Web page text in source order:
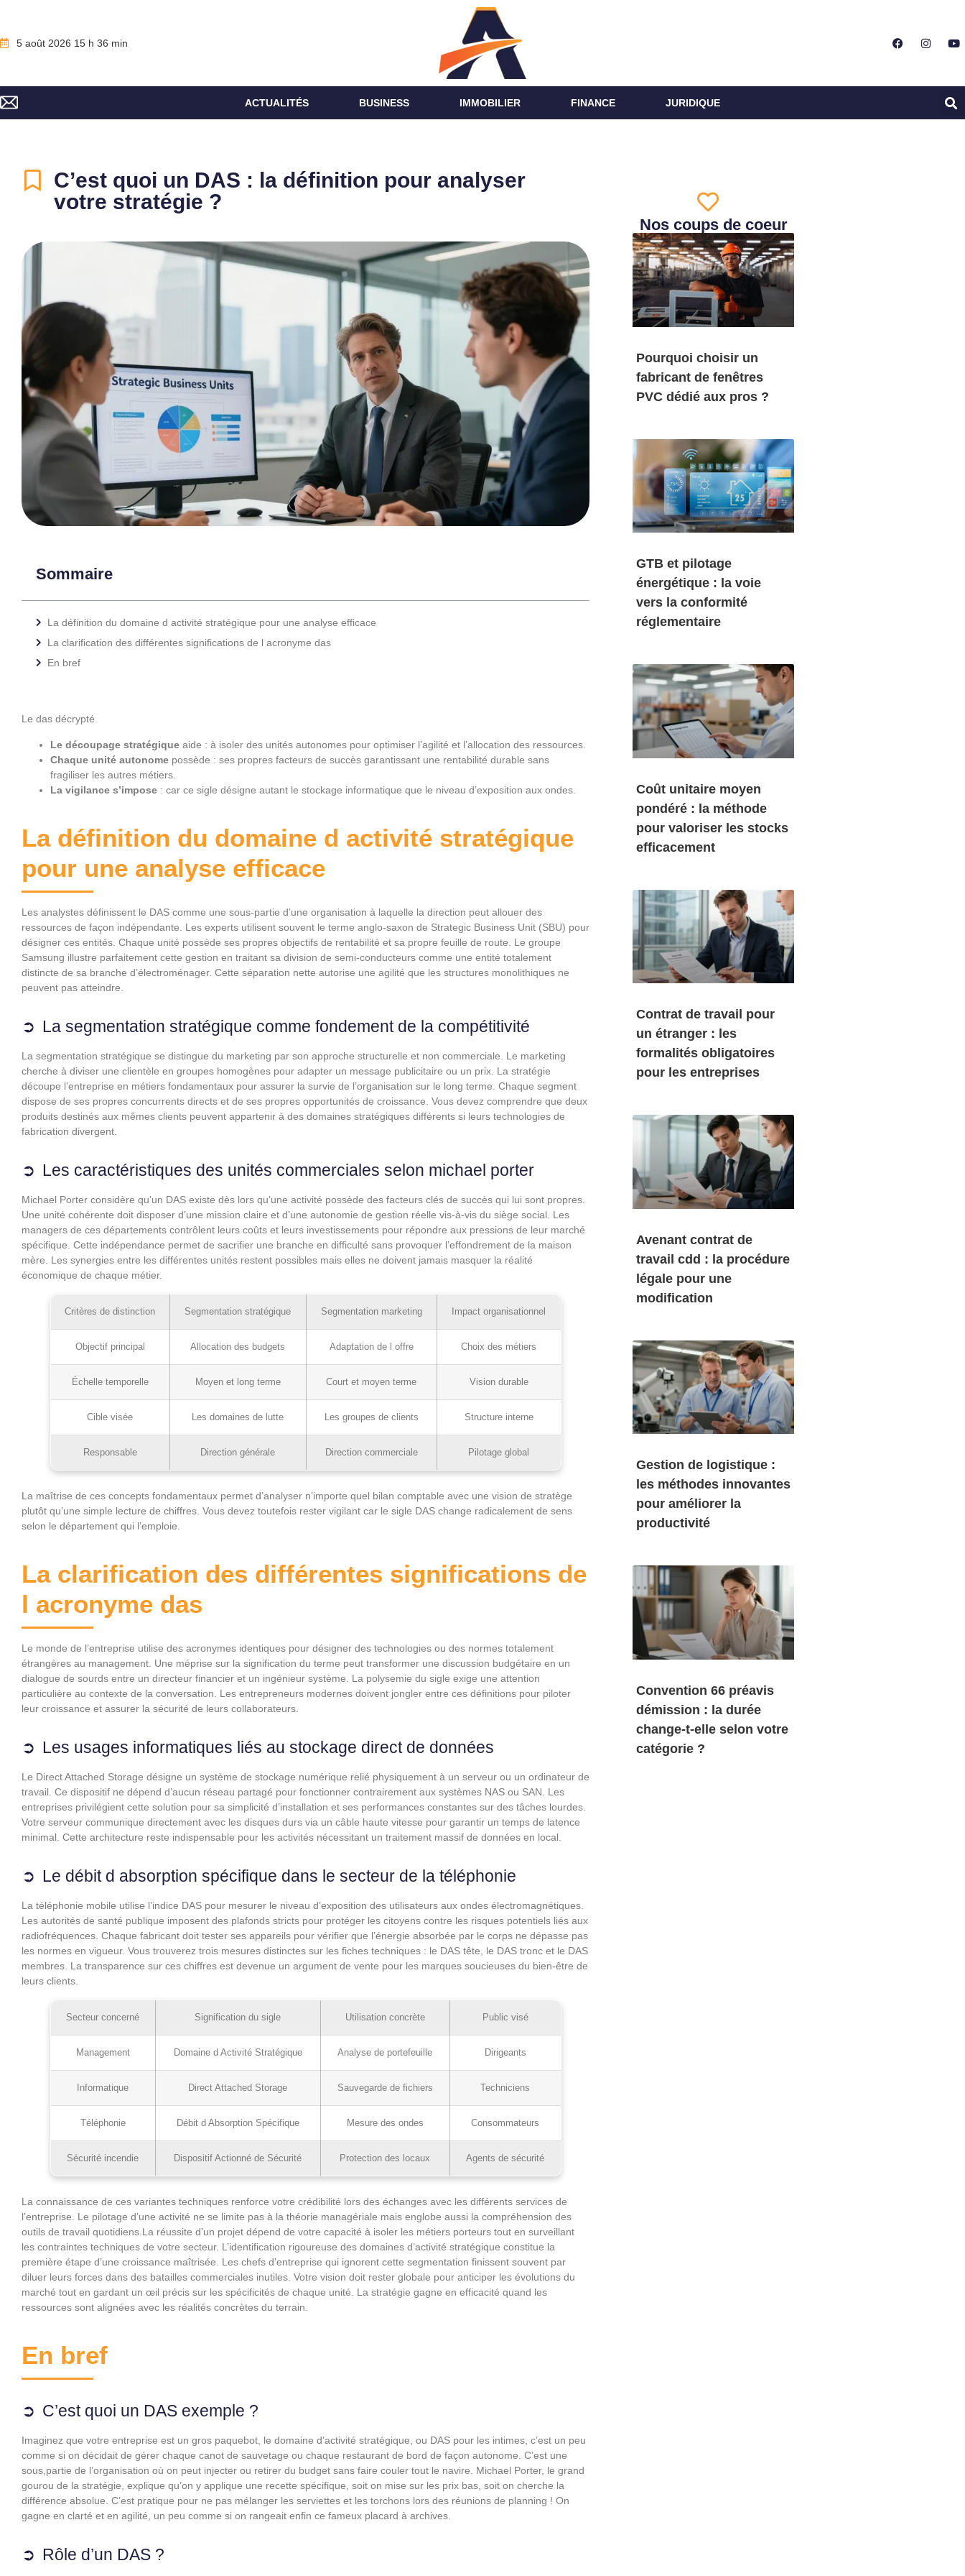
5 août 2026 15 h 36 min
ACTUALITÉS BUSINESS IMMOBILIER FINANCE JURIDIQUE
C’est quoi un DAS : la définition pour analyser
votre stratégie ?
Sommaire
La définition du domaine d activité stratégique pour une analyse efficace
La clarification des différentes significations de l acronyme das
En bref
Le das décrypté
Le découpage stratégique aide : à isoler des unités autonomes pour optimiser l’agilité et l’allocation des ressources.
Chaque unité autonome possède : ses propres facteurs de succès garantissant une rentabilité durable sans
fragiliser les autres métiers.
La vigilance s’impose : car ce sigle désigne autant le stockage informatique que le niveau d’exposition aux ondes.
La définition du domaine d activité stratégique
pour une analyse efficace
Les analystes définissent le DAS comme une sous-partie d’une organisation à laquelle la direction peut allouer des
ressources de façon indépendante. Les experts utilisent souvent le terme anglo-saxon de Strategic Business Unit (SBU) pour
désigner ces entités. Chaque unité possède ses propres objectifs de rentabilité et sa propre feuille de route. Le groupe
Samsung illustre parfaitement cette gestion en traitant sa division de semi-conducteurs comme une entité totalement
distincte de sa branche d’électroménager. Cette séparation nette autorise une agilité que les structures monolithiques ne
peuvent pas atteindre.
La segmentation stratégique comme fondement de la compétitivité
La segmentation stratégique se distingue du marketing par son approche structurelle et non commerciale. Le marketing
cherche à diviser une clientèle en groupes homogènes pour adapter un message publicitaire ou un prix. La stratégie
découpe l’entreprise en métiers fondamentaux pour assurer la survie de l’organisation sur le long terme. Chaque segment
dispose de ses propres concurrents directs et de ses propres opportunités de croissance. Vous devez comprendre que deux
produits destinés aux mêmes clients peuvent appartenir à des domaines stratégiques différents si leurs technologies de
fabrication divergent.
Les caractéristiques des unités commerciales selon michael porter
Michael Porter considère qu’un DAS existe dès lors qu’une activité possède des facteurs clés de succès qui lui sont propres.
Une unité cohérente doit disposer d’une mission claire et d’une autonomie de gestion réelle vis-à-vis du siège social. Les
managers de ces départements contrôlent leurs coûts et leurs investissements pour répondre aux pressions de leur marché
spécifique. Cette indépendance permet de sacrifier une branche en difficulté sans provoquer l’effondrement de la maison
mère. Les synergies entre les différentes unités restent possibles mais elles ne doivent jamais masquer la réalité
économique de chaque métier.
Critères de distinction Segmentation stratégique Segmentation marketing Impact organisationnel
Objectif principal Allocation des budgets Adaptation de l offre Choix des métiers
Échelle temporelle Moyen et long terme Court et moyen terme Vision durable
Cible visée Les domaines de lutte Les groupes de clients Structure interne
Responsable Direction générale Direction commerciale Pilotage global
La maîtrise de ces concepts fondamentaux permet d’analyser n’importe quel bilan comptable avec une vision de stratège
plutôt qu’une simple lecture de chiffres. Vous devez toutefois rester vigilant car le sigle DAS change radicalement de sens
selon le département qui l’emploie.
La clarification des différentes significations de
l acronyme das
Le monde de l’entreprise utilise des acronymes identiques pour désigner des technologies ou des normes totalement
étrangères au management. Une méprise sur la signification du terme peut transformer une discussion budgétaire en un
dialogue de sourds entre un directeur financier et un ingénieur système. La polysemie du sigle exige une attention
particulière au contexte de la conversation. Les entrepreneurs modernes doivent jongler entre ces définitions pour piloter
leur croissance et assurer la sécurité de leurs collaborateurs.
Les usages informatiques liés au stockage direct de données
Le Direct Attached Storage désigne un système de stockage numérique relié physiquement à un serveur ou un ordinateur de
travail. Ce dispositif ne dépend d’aucun réseau partagé pour fonctionner contrairement aux systèmes NAS ou SAN. Les
entreprises privilégient cette solution pour sa simplicité d’installation et ses performances constantes sur des tâches lourdes.
Votre serveur communique directement avec les disques durs via un câble haute vitesse pour garantir un temps de latence
minimal. Cette architecture reste indispensable pour les activités nécessitant un traitement massif de données en local.
Le débit d absorption spécifique dans le secteur de la téléphonie
La téléphonie mobile utilise l’indice DAS pour mesurer le niveau d’exposition des utilisateurs aux ondes électromagnétiques.
Les autorités de santé publique imposent des plafonds stricts pour protéger les citoyens contre les risques potentiels liés aux
radiofréquences. Chaque fabricant doit tester ses appareils pour vérifier que l’énergie absorbée par le corps ne dépasse pas
les normes en vigueur. Vous trouverez trois mesures distinctes sur les fiches techniques : le DAS tête, le DAS tronc et le DAS
membres. La transparence sur ces chiffres est devenue un argument de vente pour les marques soucieuses du bien-être de
leurs clients.
Secteur concerné Signification du sigle Utilisation concrète Public visé
Management Domaine d Activité Stratégique Analyse de portefeuille Dirigeants
Informatique Direct Attached Storage Sauvegarde de fichiers Techniciens
Téléphonie Débit d Absorption Spécifique Mesure des ondes Consommateurs
Sécurité incendie Dispositif Actionné de Sécurité Protection des locaux Agents de sécurité
La connaissance de ces variantes techniques renforce votre crédibilité lors des échanges avec les différents services de
l’entreprise. Le pilotage d’une activité ne se limite pas à la théorie managériale mais englobe aussi la compréhension des
outils de travail quotidiens.La réussite d’un projet dépend de votre capacité à isoler les métiers porteurs tout en surveillant
les contraintes techniques de votre secteur. L’identification rigoureuse des domaines d’activité stratégique constitue la
première étape d’une croissance maîtrisée. Les chefs d’entreprise qui ignorent cette segmentation finissent souvent par
diluer leurs forces dans des batailles commerciales inutiles. Votre vision doit rester globale pour anticiper les évolutions du
marché tout en gardant un œil précis sur les spécificités de chaque unité. La stratégie gagne en efficacité quand les
ressources sont alignées avec les réalités concrètes du terrain.
En bref
C’est quoi un DAS exemple ?
Imaginez que votre entreprise est un gros paquebot, le domaine d’activité stratégique, ou DAS pour les intimes, c’est un peu
comme si on décidait de gérer chaque canot de sauvetage ou chaque restaurant de bord de façon autonome. C’est une
sous,partie de l’organisation où on peut injecter ou retirer du budget sans faire couler tout le navire. Michael Porter, le grand
gourou de la stratégie, explique qu’on y applique une recette spécifique, soit on mise sur les prix bas, soit on cherche la
différence absolue. C’est pratique pour ne pas mélanger les serviettes et les torchons lors des réunions de planning ! On
gagne en clarté et en agilité, un peu comme si on rangeait enfin ce fameux placard à archives.
Rôle d’un DAS ?
Nos coups de coeur
Pourquoi choisir un
fabricant de fenêtres
PVC dédié aux pros ?
GTB et pilotage
énergétique : la voie
vers la conformité
réglementaire
Coût unitaire moyen
pondéré : la méthode
pour valoriser les stocks
efficacement
Contrat de travail pour
un étranger : les
formalités obligatoires
pour les entreprises
Avenant contrat de
travail cdd : la procédure
légale pour une
modification
Gestion de logistique :
les méthodes innovantes
pour améliorer la
productivité
Convention 66 préavis
démission : la durée
change-t-elle selon votre
catégorie ?